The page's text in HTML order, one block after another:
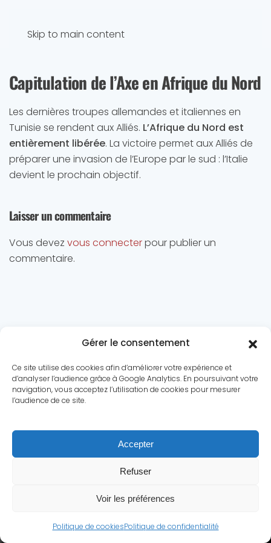
Gérer le consentement
Ce site utilise des cookies afin d’améliorer votre expérience et
d’analyser l’audience grâce à Google Analytics. En poursuivant votre
navigation, vous acceptez l’utilisation de cookies pour mesurer
l’audience de ce site.
Accepter
Refuser
Voir les préférences
Politique de cookiesPolitique de confidentialité
Skip to main content
Capitulation de l’Axe en Afrique du Nord
Les dernières troupes allemandes et italiennes en
Tunisie se rendent aux Alliés. L’Afrique du Nord est
entièrement libérée. La victoire permet aux Alliés de
préparer une invasion de l’Europe par le sud : l’Italie
devient le prochain objectif.
Laisser un commentaire
Vous devez vous connecterpour publier un
commentaire.
Chronologie
Culture
Tous droits réservés.